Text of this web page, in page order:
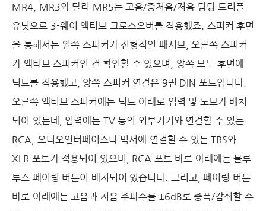
MR4, MR3와 달리 MR5는 고음/중저음/저음 담당 트리플
유닛으로 3-웨이 액티브 크로스오버를 적용했죠. 스피커 후면
을 통해서는 왼쪽 스피커가 전형적인 패시브, 오른쪽 스피커
가 액티브 스피커인 건 확인할 수 있으며, 양쪽 모두 후면에
덕트를 적용했고, 양쪽 스피커 연결은 9핀 DIN 포트입니다.
오른쪽 액티브 스피커에는 덕트 아래로 입력 및 노브가 배치
되어 있는데, 입력에는 TV 등의 외부기기와 연결할 수 있는
RCA, 오디오인터페이스나 믹서에 연결할 수 있는 TRS와
XLR 포트가 적용되어 있으며, RCA 포트 바로 아래에는 블루
투스 페어링 버튼이 배치되어 있습니다. 그리고, 페어링 버튼
바로 아래에는 고음과 저음 주파수를 ±6dB로 증폭/감쇠할 수